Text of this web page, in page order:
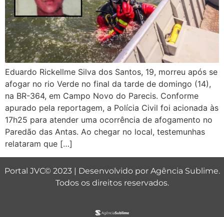
Eduardo Rickellme Silva dos Santos, 19, morreu após se
afogar no rio Verde no final da tarde de domingo (14),
na BR-364, em Campo Novo do Parecis. Conforme
apurado pela reportagem, a Polícia Civil foi acionada às
17h25 para atender uma ocorrência de afogamento no
Paredão das Antas. Ao chegar no local, testemunhas
relataram que […]
Portal JVC© 2023 | Desenvolvido por Agência Sublime.
Todos os direitos reservados.